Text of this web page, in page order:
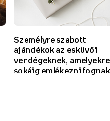
Személyre szabott
ajándékok az esküvői
vendégeknek, amelyekre
sokáig emlékezni fognak